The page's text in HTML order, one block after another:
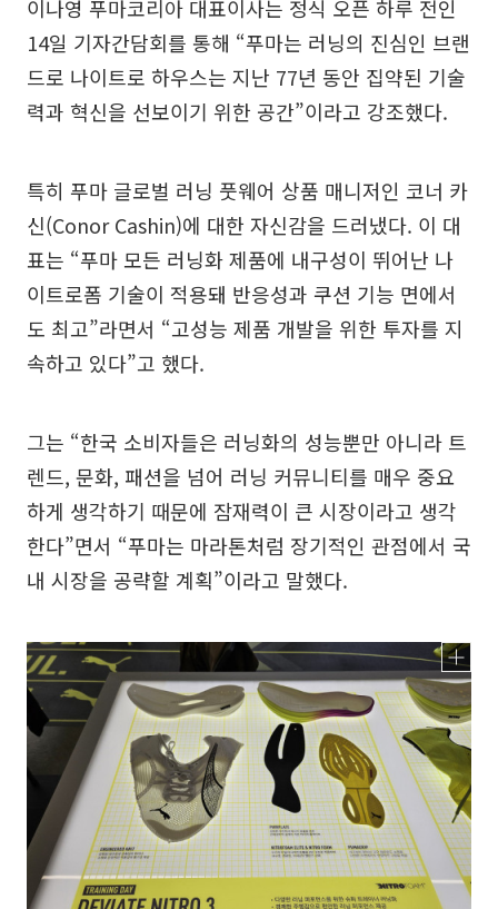
이나영 푸마코리아 대표이사는 정식 오픈 하루 전인
14일 기자간담회를 통해 “푸마는 러닝의 진심인 브랜
드로 나이트로 하우스는 지난 77년 동안 집약된 기술
력과 혁신을 선보이기 위한 공간”이라고 강조했다.
특히 푸마 글로벌 러닝 풋웨어 상품 매니저인 코너 카
신(Conor Cashin)에 대한 자신감을 드러냈다. 이 대
표는 “푸마 모든 러닝화 제품에 내구성이 뛰어난 나
이트로폼 기술이 적용돼 반응성과 쿠션 기능 면에서
도 최고”라면서 “고성능 제품 개발을 위한 투자를 지
속하고 있다”고 했다.
그는 “한국 소비자들은 러닝화의 성능뿐만 아니라 트
렌드, 문화, 패션을 넘어 러닝 커뮤니티를 매우 중요
하게 생각하기 때문에 잠재력이 큰 시장이라고 생각
한다”면서 “푸마는 마라톤처럼 장기적인 관점에서 국
내 시장을 공략할 계획”이라고 말했다.